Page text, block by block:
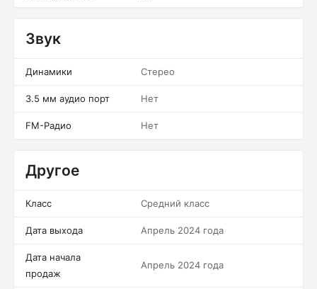
Звук
Динамики Стерео
3.5 мм аудио порт Нет
FM-Радио Нет
Другое
Класс Средний класс
Дата выхода Апрель 2024 года
Дата начала
продаж
Апрель 2024 года